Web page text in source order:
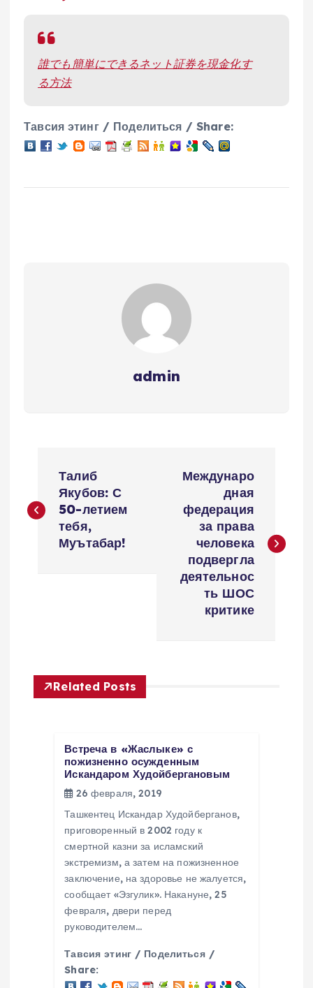
誰でも簡単にできるネット証券を現金化す
る方法
Тавсия этинг / Поделиться / Share:
admin
а
ц
и
Талиб
Якубов: С
50-летием
тебя,
Муътабар!
Междунаро
дная
федерация
за права
человека
подвергла
деятельнос
ть ШОС
критике
Related Posts
Встреча в «Жаслыке» с
пожизненно осужденным
Искандаром Худойбергановым
26 февраля, 2019
Ташкентец Искандар Худойберганов,
приговоренный в 2002 году к
смертной казни за исламский
экстремизм, а затем на пожизненное
заключение, на здоровье не жалуется,
сообщает «Эзгулик». Накануне, 25
февраля, двери перед
руководителем…
Тавсия этинг / Поделиться /
Share: